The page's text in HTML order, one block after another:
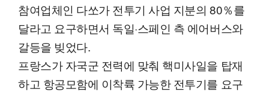
참여업체인 다쏘가 전투기 사업 지분의 80％를
달라고 요구하면서 독일·스페인 측 에어버스와
갈등을 빚었다.
프랑스가 자국군 전력에 맞춰 핵미사일을 탑재
하고 항공모함에 이착륙 가능한 전투기를 요구